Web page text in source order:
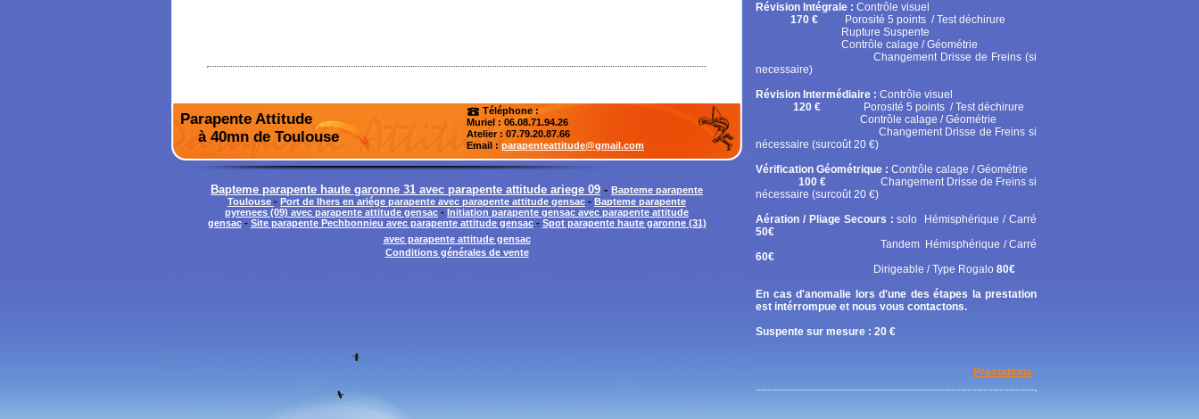
Parapente Attitude
à 40mn de Toulouse
Téléphone :
Muriel : 06.08.71.94.26
Atelier: 07.79.20.87.66
Email : parapenteattitude@gmail.com
Bapteme parapente haute garonne 31 avec parapente attitude ariege 09 - Bapteme parapente
Toulouse - Port de lhers en ariége parapente avec parapente attitude gensac - Bapteme parapente
pyrenees (09) avec parapente attitude gensac - Initiation parapente gensac avec parapente attitude
gensac- Site parapente Pechbonnieu avec parapente attitude gensac- Spot parapente haute garonne (31)
avec parapente attitude gensac
Conditions générales de vente
Révision Intégrale : Contrôle visuel
170 € Porosité 5 points / Test déchirure
Rupture Suspente
Contrôle calage / Géométrie
Changement Drisse de Freins (si
necessaire)
Révision Intermédiaire : Contrôle visuel
120 € Porosité 5 points / Test déchirure
Contrôle calage / Géométrie
Changement Drisse de Freins si
nécessaire (surcoût 20 €)
Vérification Géométrique : Contrôle calage / Géométrie
100 € Changement Drisse de Freins si
nécessaire (surcoût 20 €)
Aération / Pliage Secours :solo
Hémisphérique / Carré
50€
Tandem Hémisphérique / Carré
60€
Dirigeable / Type Rogalo 80€
En cas d'anomalie lors d'une des étapes la prestation
est intérrompue et nous vous contactons.
Suspente sur mesure : 20 €
Prestations